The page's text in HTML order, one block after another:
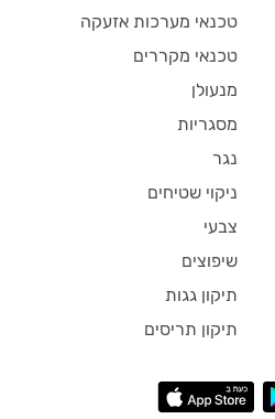
טכנאי מערכות אזעקה
טכנאי מקררים
מנעולן
מסגריות
נגר
ניקוי שטיחים
צבעי
שיפוצים
תיקון גגות
תיקון תריסים